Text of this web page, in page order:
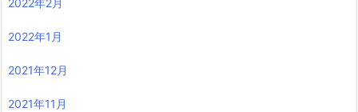
2022年1月
2021年12月
2021年11月